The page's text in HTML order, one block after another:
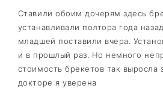
Ставили обоим дочерям здесь
устанавливали полтора года
младшей поставили вчера.
и в прошлый раз. Но немного
стоимость брекетов так выросла
докторе я уверена